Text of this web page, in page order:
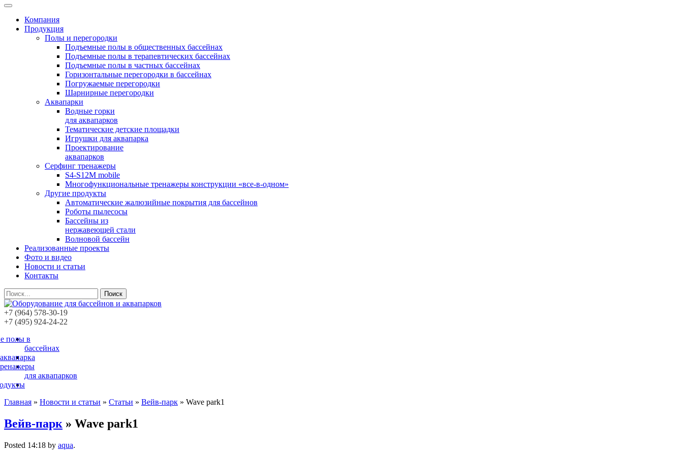
Компания
Продукция
Полы и перегородки
Подъемные полы в общественных бассейнах
Подъемные полы в терапевтических бассейнах
Подъемные полы в частных бассейнах
Горизонтальные перегородки в бассейнах
Погружаемые перегородки
Шарнирные перегородки
Аквапарки
Водные горки
для аквапарков
Тематические детские площадки
Игрушки для аквапарка
Проектирование
аквапарков
Серфинг тренажеры
S4-S12M mobile
Многофункциональные тренажеры конструкции «все-в-одном»
Другие продукты
Автоматические жалюзийные покрытия для бассейнов
Роботы пылесосы
Бассейны из
нержавеющей стали
Волновой бассейн
Реализованные проекты
Фото и видео
Новости и статьи
Контакты
Поиск
+7 (964) 578-30-19
+7 (495) 924-24-22
полы в
бассейнах
для аквапарков
Главная » Новости и статьи » Статьи » Вейв-парк » Wave park1
Вейв-парк » Wave park1
Posted 14:18 by aqua.